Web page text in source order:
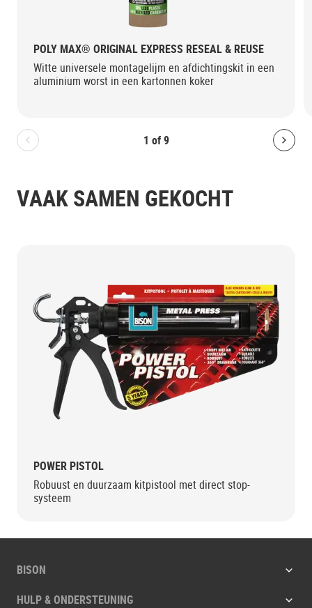
1 of 9
Bolton.General.PreviousSlide
POLY MAX® ORIGINAL EXPRESS RESEAL & REUSE
Witte universele montagelijm en afdichtingskit in een
aluminium worst in een kartonnen koker
VAAK SAMEN GEKOCHT
POWER PISTOL
Robuust en duurzaam kitpistool met direct stop-
systeem
BISON
HULP & ONDERSTEUNING